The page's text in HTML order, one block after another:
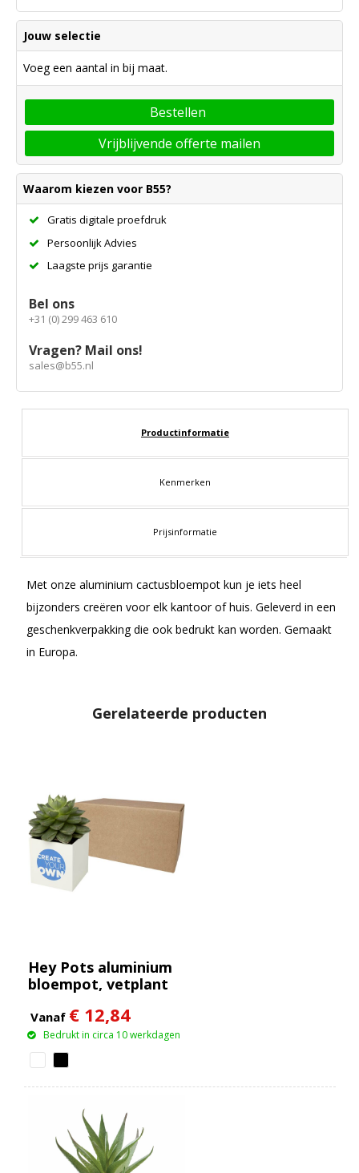
Jouw selectie
Voeg een aantal in bij maat.
Bestellen
Vrijblijvende offerte mailen
Waarom kiezen voor B55?
Gratis digitale proefdruk
Persoonlijk Advies
Laagste prijs garantie
Bel ons
+31 (0) 299 463 610
Vragen? Mail ons!
sales@b55.nl
Productinformatie
Kenmerken
Prijsinformatie
Met onze aluminium cactusbloempot kun je iets heel
bijzonders creëren voor elk kantoor of huis. Geleverd in een
geschenkverpakking die ook bedrukt kan worden. Gemaakt
in Europa.
Gerelateerde producten
Hey Pots aluminium
bloempot, vetplant
Vanaf € 12,84
Bedrukt in circa 10 werkdagen